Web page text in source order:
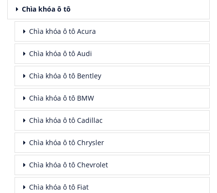
Chìa khóa ô tô
Chìa khóa ô tô Acura
Chìa khóa ô tô Audi
Chìa khóa ô tô Bentley
Chìa khóa ô tô BMW
Chìa khóa ô tô Cadillac
Chìa khóa ô tô Chrysler
Chìa khóa ô tô Chevrolet
Chìa khóa ô tô Fiat